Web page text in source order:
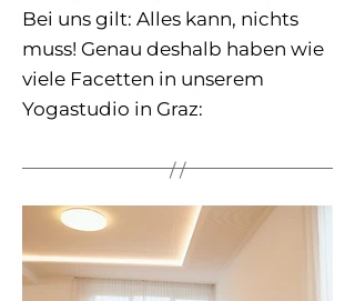
Bei uns gilt: Alles kann, nichts
muss! Genau deshalb haben wie
viele Facetten in unserem
Yogastudio in Graz:
/ /